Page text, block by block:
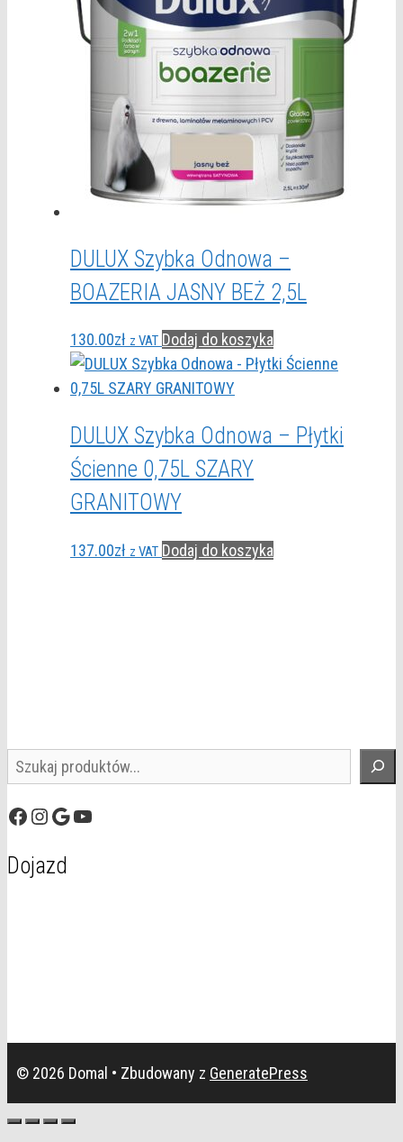
DULUX Szybka Odnowa –
BOAZERIA JASNY BEŻ 2,5L
130.00zł z VAT Dodaj do koszyka
DULUX Szybka Odnowa – Płytki
Ścienne 0,75L SZARY
GRANITOWY
137.00zł z VAT Dodaj do koszyka
Szukaj
Facebook
Instagram
GoogleYouTube
Dojazd
© 2026 Domal • Zbudowany z GeneratePress